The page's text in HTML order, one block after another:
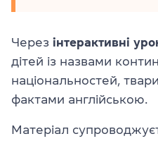
Через інтерактивні
дітей із назвами
національностей,
фактами англійською.
Матеріал